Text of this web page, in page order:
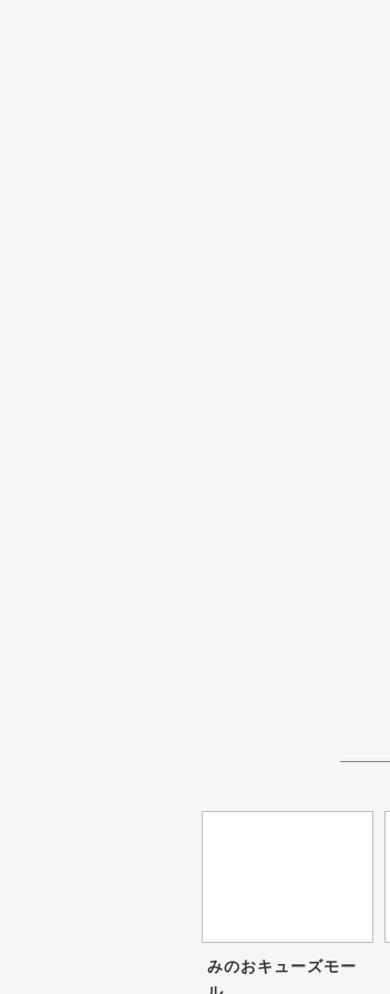
みのおキューズモー